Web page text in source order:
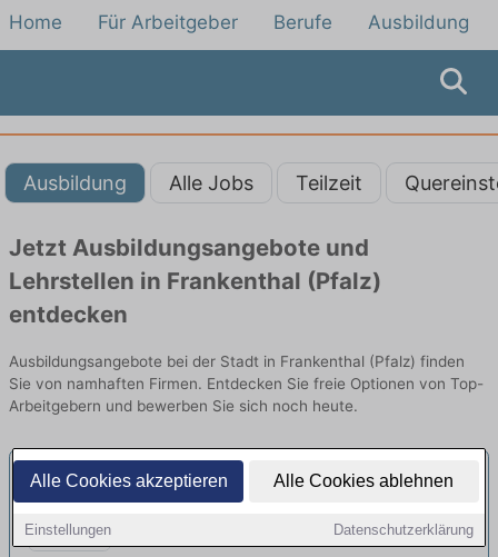
Alle Cookies akzeptieren Alle Cookies ablehnen
Einstellungen Datenschutzerklärung
Home Für Arbeitgeber Berufe Ausbildung
Ausbildung Alle Jobs Teilzeit
Jetzt Ausbildungsangebote und
Lehrstellen in Frankenthal (Pfalz)
entdecken
Ausbildungsangebote bei der Stadt in Frankenthal (Pfalz) finden
Sie von namhaften Firmen. Entdecken Sie freie Optionen von Top-
Arbeitgebern und bewerben Sie sich noch heute.
AZUBI | Ausbildung zum
(m/w/d) neu
Grosskraftwerk Mannheim AG | Mannheim